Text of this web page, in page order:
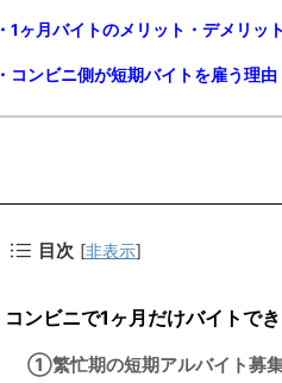
・1ヶ月バイトのメリット・デメリット
・コンビニ側が短期バイトを雇う理由
目次 [非表示]
コンビニで1ヶ月だけバイトで
①繁忙期の短期アルバイト募